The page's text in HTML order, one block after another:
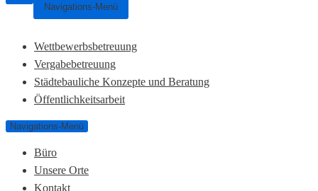
Navigations-Menü
Wettbewerbsbetreuung
Vergabebetreuung
Städtebauliche Konzepte und Beratung
Öffentlichkeitsarbeit
Navigations-Menü
Büro
Unsere Orte
Kontakt